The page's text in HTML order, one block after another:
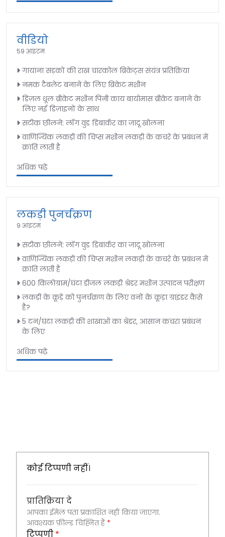
वीडियो
59 आइटम
गायाना सड़कों की राख चारकोल ब्रिकेट्स संयंत्र प्रतिक्रिया
नमक टैबलेट बनाने के लिए ब्रिकेट मशीन
डिज़ल धूल ब्रीकेट मशीन पिनी काय बायोमास ब्रीकेट बनाने के
लिए नई डिज़ाइनों के साथ
सटीक छीलने: लॉग वुड डिबार्कर का जादू खोलना
वाणिज्यिक लकड़ी की चिप्स मशीन लकड़ी के कचरे के प्रबंधन में
क्रांति लाती है
अधिक पढ़ें
लकड़ी पुनर्चक्रण
9 आइटम
सटीक छीलने: लॉग वुड डिबार्कर का जादू खोलना
वाणिज्यिक लकड़ी की चिप्स मशीन लकड़ी के कचरे के प्रबंधन में
क्रांति लाती है
600 किलोग्राम/घंटा डीजल लकड़ी श्रेडर मशीन उत्पादन परीक्षण
लकड़ी के कूड़े को पुनर्चक्रण के लिए वनों के कूड़ा ग्राइंडर कैसे
है?
5 टन/घंटा लकड़ी की शाखाओं का श्रेडर, आसान कचरा प्रबंधन
के लिए
अधिक पढ़ें
कोई टिप्पणी नहीं।
प्रातिक्रिया दे
आपका ईमेल पता प्रकाशित नहीं किया जाएगा.
आवश्यक फ़ील्ड चिह्नित हैं *
टिप्पणी *